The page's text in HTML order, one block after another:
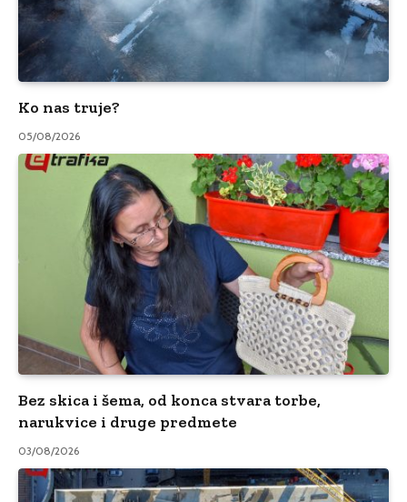
Ko nas truje?
05/08/2026
Bez skica i šema, od konca stvara torbe,
narukvice i druge predmete
03/08/2026